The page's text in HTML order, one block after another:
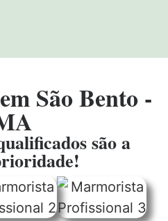
São Bento -
são a